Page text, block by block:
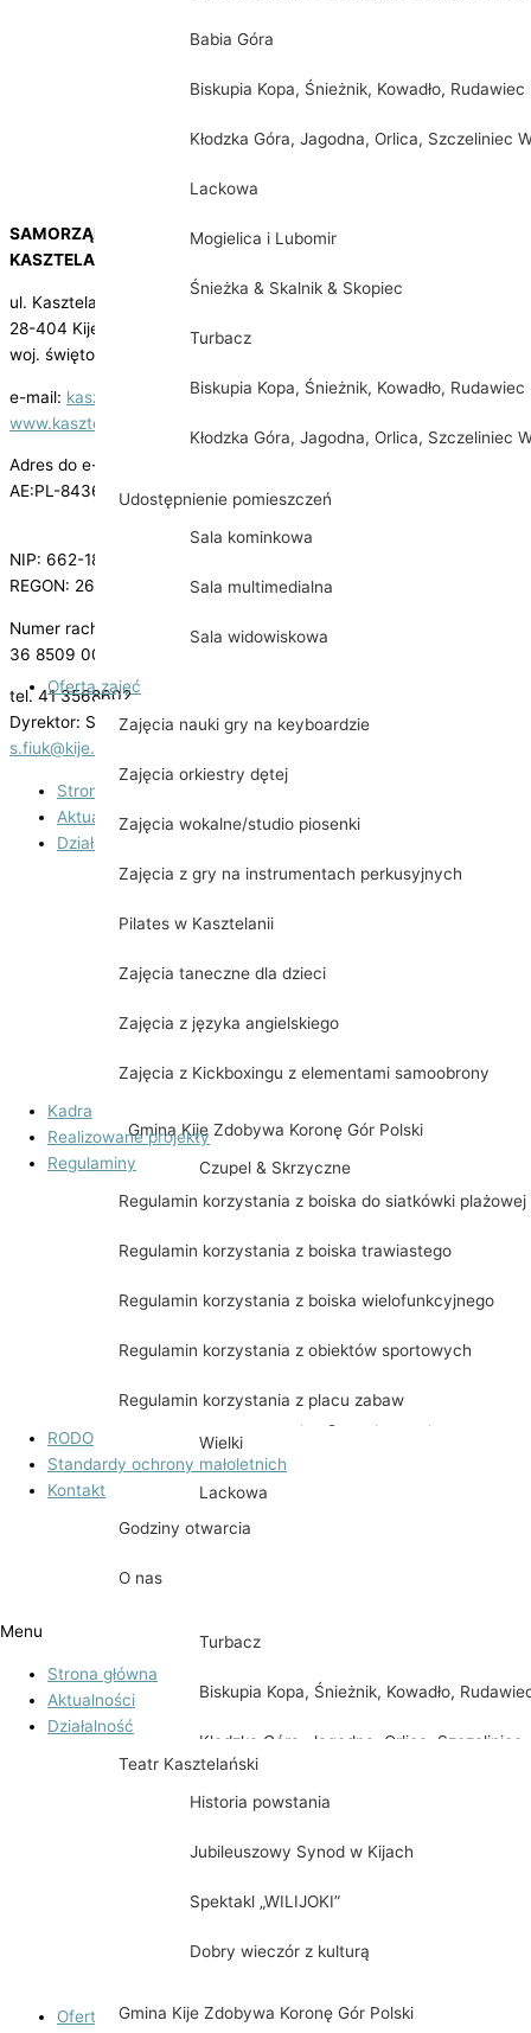
Babia Góra
Biskupia Kopa, Śnieżnik, Kowadło, Rudawiec
Kłodzka Góra, Jagodna, Orlica, Szczeliniec
Lackowa
Mogielica i Lubomir
Śnieżka & Skalnik & Skopiec
Turbacz
Biskupia Kopa, Śnieżnik, Kowadło, Rudawiec
Kłodzka Góra, Jagodna, Orlica, Szczeliniec
Udostępnienie pomieszczeń
Sala kominkowa
Sala multimedialna
Sala widowiskowa
Oferta zajęć
Zajęcia nauki gry na keyboardzie
Zajęcia orkiestry dętej
Zajęcia wokalne/studio piosenki
Zajęcia z gry na instrumentach perkusyjnych
Pilates w Kasztelanii
Zajęcia taneczne dla dzieci
Zajęcia z języka angielskiego
Zajęcia z Kickboxingu z elementami samoobrony
Kadra
Realizowane projekty
Regulaminy
Regulamin korzystania z boiska do siatkówki plażowej
Regulamin korzystania z boiska trawiastego
Regulamin korzystania z boiska wielofunkcyjnego
Regulamin korzystania z obiektów sportowych
Regulamin korzystania z placu zabaw
RODO
Standardy ochrony małoletnich
Kontakt
Godziny otwarcia
O nas
Menu
Strona główna
Aktualności
Działalność
Teatr Kasztelański
Historia powstania
Jubileuszowy Synod w Kijach
Spektakl „WILIJOKI”
Dobry wieczór z kulturą
Gmina Kije Zdobywa Koronę Gór Polski
SAMORZĄDOWA INSTYTUCJA KULTURY
KASZTELANIA W KIJACH
ul. Kasztelańska 3
28-404 Kije
woj. świętokrzyskie
e-mail: kasztelania@kije.pl
www.kasztelania.kije.pl
Adres do e-Doręczeń
AE:PL-84364-49949-CIDHT-29
NIP: 662-18-17-522
REGON: 260610688
Numer rachunku bankowego:
36 8509 0002 2003 0015 2523 0001
tel. 41 3568602
Dyrektor: Sylwester Fiuk
s.fiuk@kije.pl
Strona główna
Aktualności
Działalność
Teatr Kasztelański
Historia powstania
Jubileuszowy Synod w Kijach
Spektakl „WILIJOKI”
Dobry wieczór z kulturą
Gmina Kije Zdobywa Koronę Gór Polski
Czupel & Skrzyczne
Wielki
Lackowa
Turbacz
Biskupia Kopa, Śnieżnik, Kowadło,
Kłodzka Góra, Jagodna, Orlica, Szczeliniec
Wielki
Sala kominkowa
Sala multimedialna
Sala widowiskowa
Oferta zajęć